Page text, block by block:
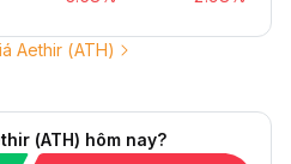
Aethir (ATH)
(ATH) hôm nay?